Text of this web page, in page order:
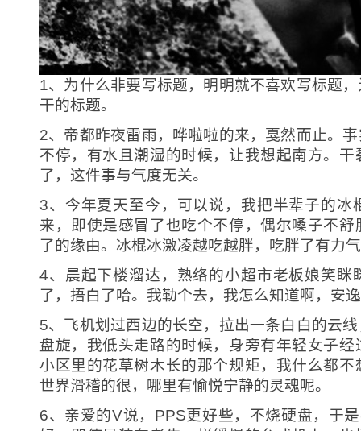
1、为什么非要写标题，明明就不喜欢写标题
干的标题。
2、帝都昨夜雷雨，哗啦啦的来，戛然而止。
不停，有水且潮湿的时候，让我想起南方。
了，这件事与气度无关。
3、今年夏天至今，可以说，我把半辈子的冰
来，即使是感冒了也吃个不停，偶尔嗓子不
了的缘由。冰棍冰激凌越吃越胖，吃胖了有力
4、晨起下楼溜达，熟络的小超市老板娘笑眯
了，捂白了哈。我勒个去，我怎么知道啊，安
5、飞机划过西边的长空，拉出一条白白的云
盘旋，我低头走路的时候，身旁有年轻女子
小区里的花草树木长的那个规矩，我什么都
世界滑稽的很，哪里有愉悦宁静的灵魂呢。
6、亲爱的V说，PPS更好些，不烧硬盘，于